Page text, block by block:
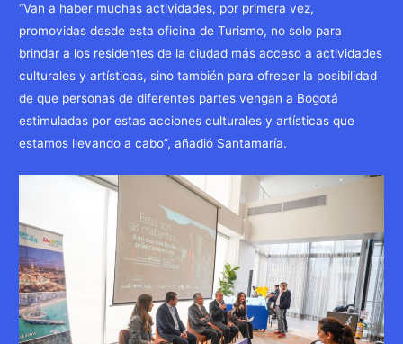
“Van a haber muchas actividades, por primera vez,
promovidas desde esta oficina de Turismo, no solo para
brindar a los residentes de la ciudad más acceso a actividades
culturales y artísticas, sino también para ofrecer la posibilidad
de que personas de diferentes partes vengan a Bogotá
estimuladas por estas acciones culturales y artísticas que
estamos llevando a cabo”, añadió Santamaría.